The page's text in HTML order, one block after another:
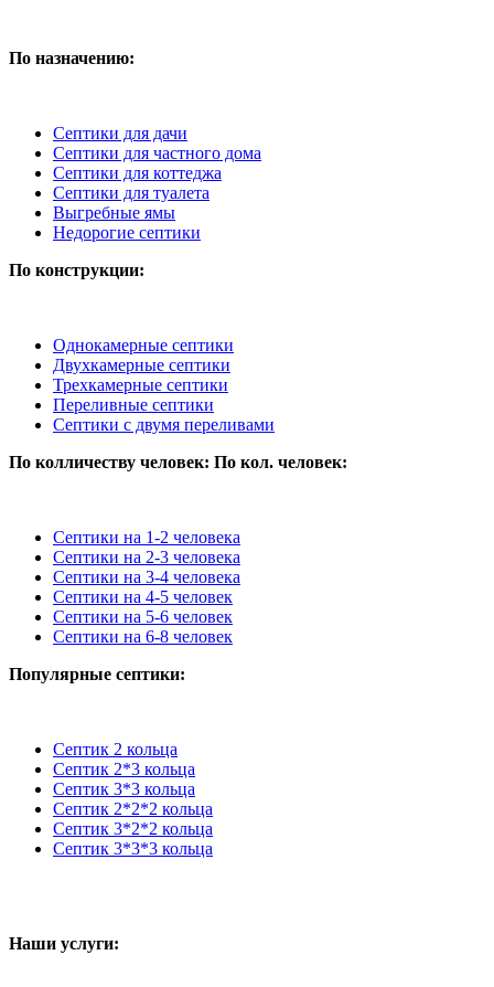
По назначению:
Септики для дачи
Септики для частного дома
Септики для коттеджа
Септики для туалета
Выгребные ямы
Недорогие септики
По конструкции:
Однокамерные септики
Двухкамерные септики
Трехкамерные септики
Переливные септики
Септики с двумя переливами
По колличеству человек: По кол. человек:
Септики на 1-2 человека
Септики на 2-3 человека
Септики на 3-4 человека
Септики на 4-5 человек
Септики на 5-6 человек
Септики на 6-8 человек
Популярные септики:
Септик 2 кольца
Септик 2*3 кольца
Септик 3*3 кольца
Септик 2*2*2 кольца
Септик 3*2*2 кольца
Септик 3*3*3 кольца
Наши услуги: